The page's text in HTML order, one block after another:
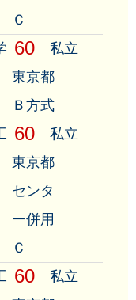
Ｃ
60
私立
東京都
Ｂ方式
60
私立
東京都
センタ
ー併用
Ｃ
60
私立